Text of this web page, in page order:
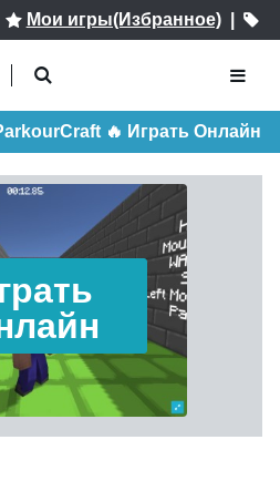
Мои игры(Избранное)|
🔥 Играть Онлайн